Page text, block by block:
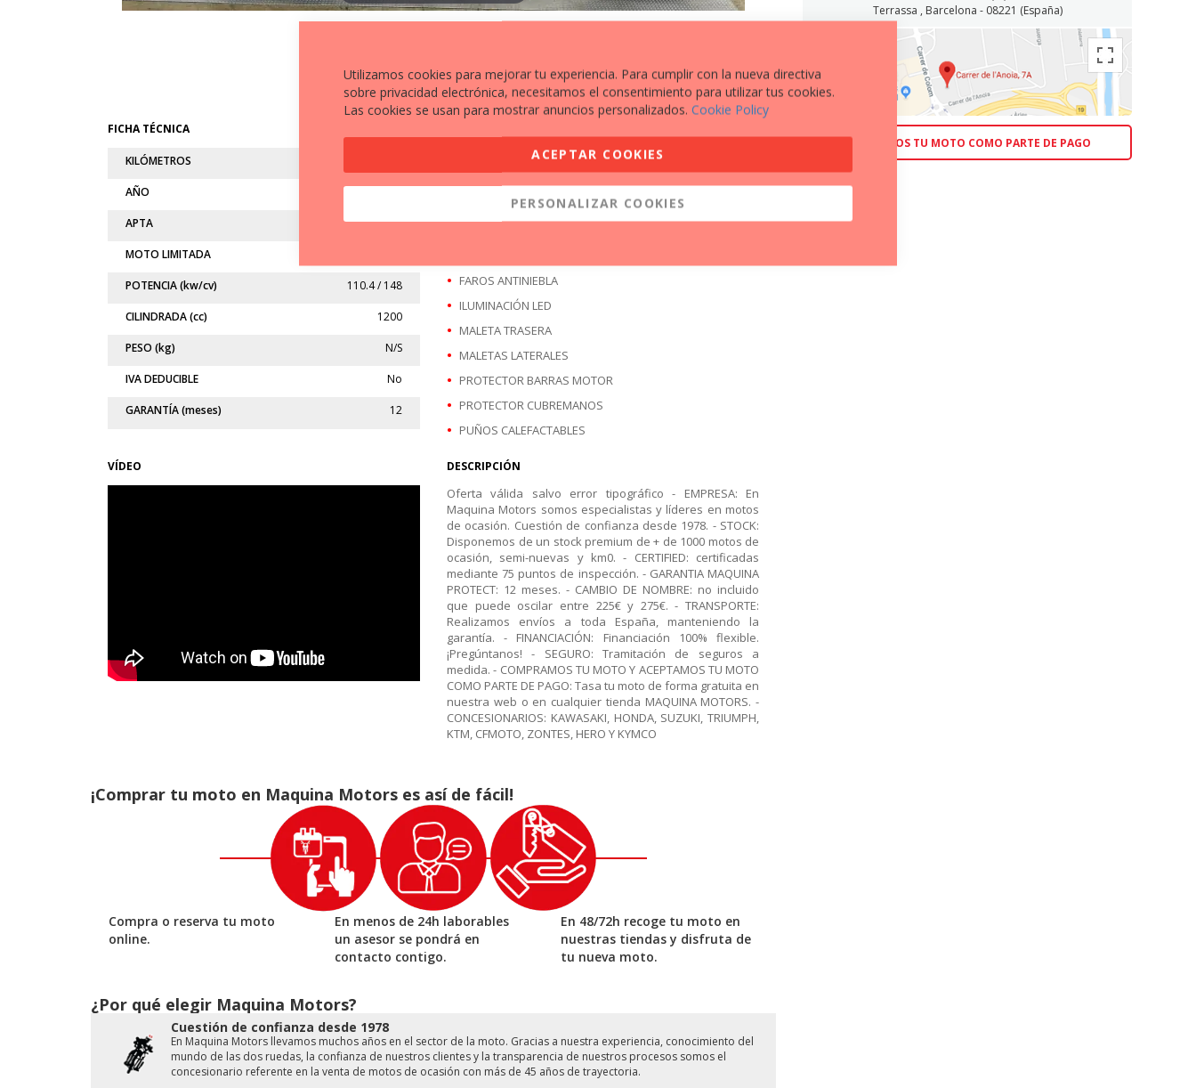
Terrassa , Barcelona - 08221 (España)
ACEPTAMOS TU MOTO COMO PARTE DE PAGO
FICHA TÉCNICA
KILÓMETROS
AÑO
APTA A
MOTO LIMITADA
POTENCIA (kw/cv) 110.4 / 148
CILINDRADA (cc) 1200
PESO (kg) N/S
IVA DEDUCIBLE No
GARANTÍA (meses) 12
ASIENTO CALEFACTABLE
CONECTIVIDAD BLUETOOTH
FAROS ANTINIEBLA
ILUMINACIÓN LED
MALETA TRASERA
MALETAS LATERALES
PROTECTOR BARRAS MOTOR
PROTECTOR CUBREMANOS
PUÑOS CALEFACTABLES
VÍDEO DESCRIPCIÓN
Oferta válida salvo error tipográfico - EMPRESA: En
Maquina Motors somos especialistas y líderes en motos
de ocasión. Cuestión de confianza desde 1978. - STOCK:
Disponemos de un stock premium de + de 1000 motos de
ocasión, semi-nuevas y km0. - CERTIFIED: certificadas
mediante 75 puntos de inspección. - GARANTIA MAQUINA
PROTECT: 12 meses. - CAMBIO DE NOMBRE: no incluido
que puede oscilar entre 225€ y 275€. - TRANSPORTE:
Realizamos envíos a toda España, manteniendo la
garantía. - FINANCIACIÓN: Financiación 100% flexible.
¡Pregúntanos! - SEGURO: Tramitación de seguros a
medida. - COMPRAMOS TU MOTO Y ACEPTAMOS TU MOTO
COMO PARTE DE PAGO: Tasa tu moto de forma gratuita en
nuestra web o en cualquier tienda MAQUINA MOTORS. -
CONCESIONARIOS: KAWASAKI, HONDA, SUZUKI, TRIUMPH,
KTM, CFMOTO, ZONTES, HERO Y KYMCO
¡Comprar tu moto en Maquina Motors es así de fácil!
Compra o reserva tu moto
online.
En menos de 24h laborables
un asesor se pondrá en
contacto contigo.
En 48/72h recoge tu moto en
nuestras tiendas y disfruta de
tu nueva moto.
¿Por qué elegir Maquina Motors?
Cuestión de conﬁanza desde 1978
En Maquina Motors llevamos muchos años en el sector de la moto. Gracias a nuestra experiencia, conocimiento del
mundo de las dos ruedas, la conﬁanza de nuestros clientes y la transparencia de nuestros procesos somos el
concesionario referente en la venta de motos de ocasión con más de 45 años de trayectoria.
Utilizamos cookies para mejorar tu experiencia. Para cumplir con la nueva directiva
sobre privacidad electrónica, necesitamos el consentimiento para utilizar tus cookies.
Las cookies se usan para mostrar anuncios personalizados. Cookie Policy
ACEPTAR COOKIES
PERSONALIZAR COOKIES